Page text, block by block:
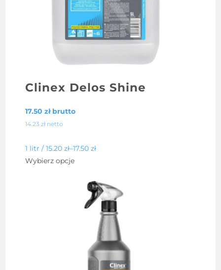
Clinex Delos Shine
17.50złbrutto
14.23 zł netto
1 litr / 15.20zł–17.50zł
Wybierz opcjeTen
wiele
wariantów.
można
wybrać